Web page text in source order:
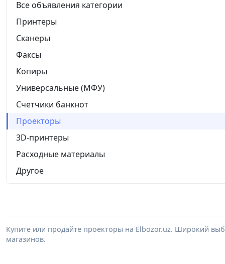
Все объявления категории
Принтеры
Сканеры
Факсы
Копиры
Универсальные (МФУ)
Счетчики банкнот
Проекторы
3D-принтеры
Расходные материалы
Другое
Купите или продайте проекторы на Elbozor.uz. Широкий
магазинов.